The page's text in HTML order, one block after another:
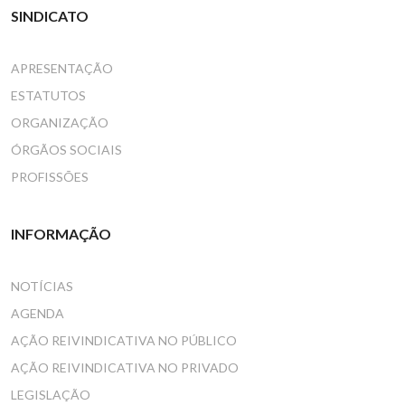
SINDICATO
APRESENTAÇÃO
ESTATUTOS
ORGANIZAÇÃO
ÓRGÃOS SOCIAIS
PROFISSÕES
INFORMAÇÃO
NOTÍCIAS
AGENDA
AÇÃO REIVINDICATIVA NO PÚBLICO
AÇÃO REIVINDICATIVA NO PRIVADO
LEGISLAÇÃO